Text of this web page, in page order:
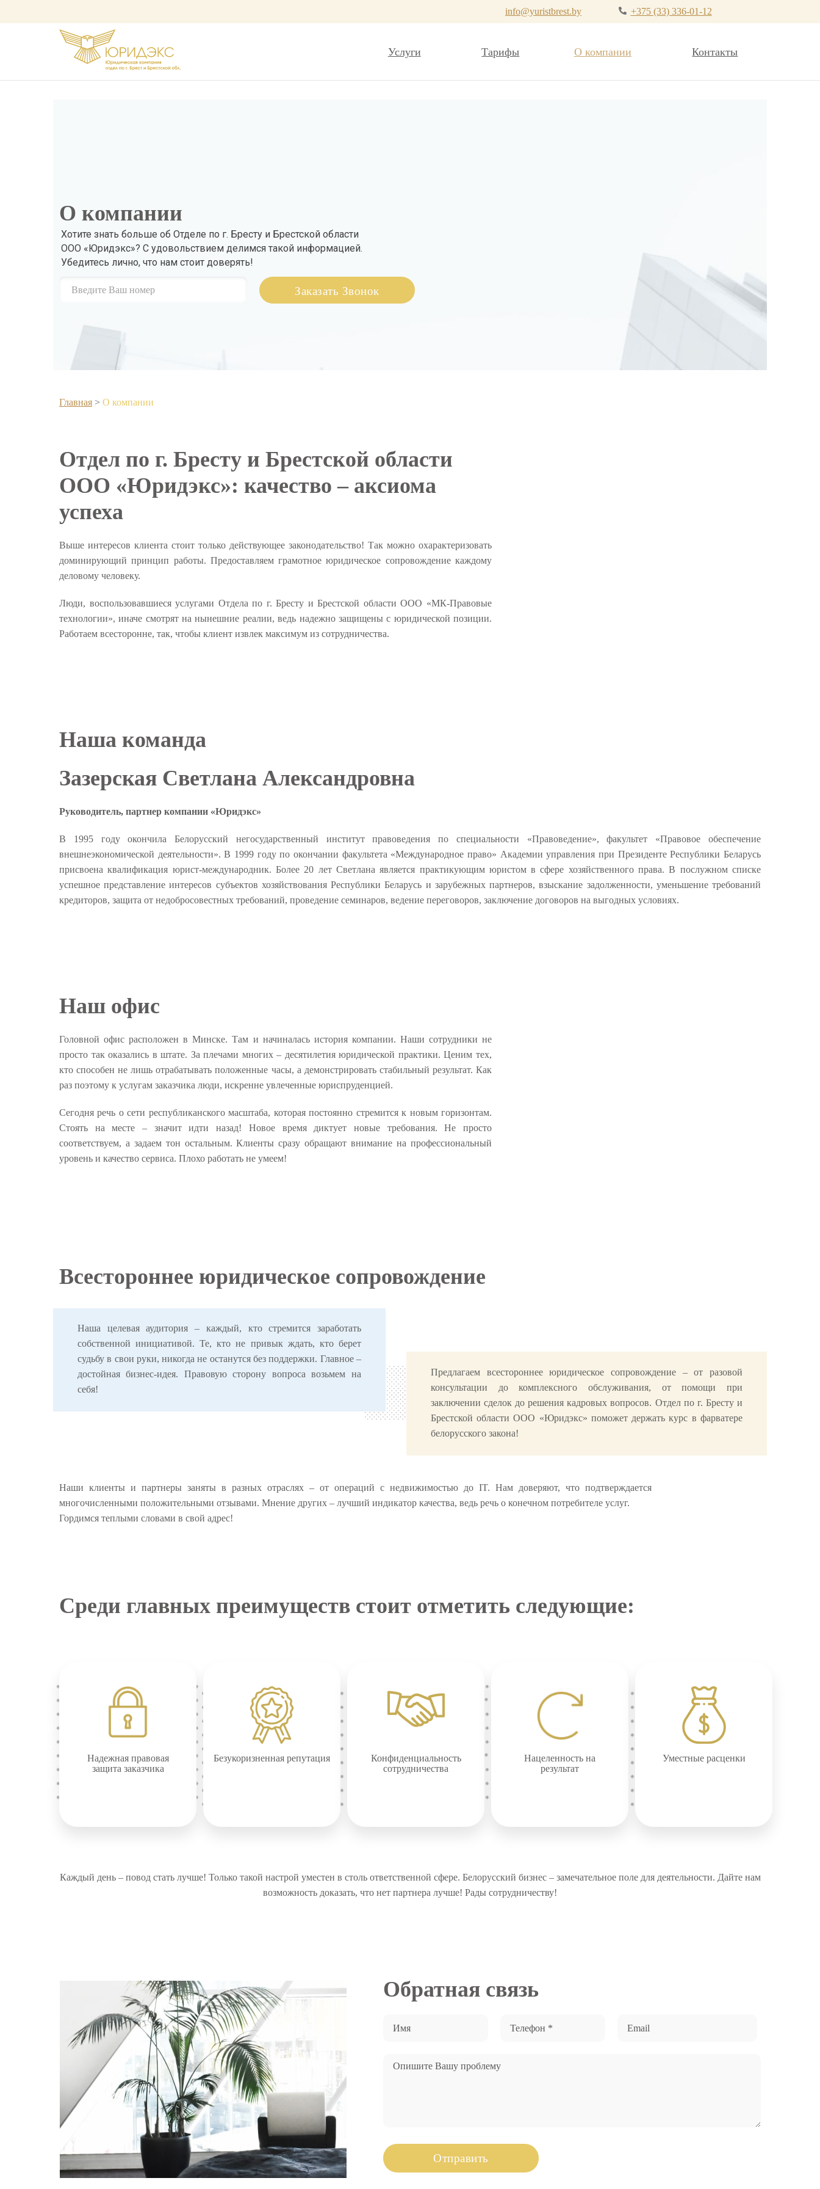
info@yuristbrest.by +375 (33) 336-01-12
Услуги Тарифы О компании Контакты
О компании
Хотите знать больше об Отделе по г. Бресту и Брестской области
ООО «Юридэкс»? С удовольствием делимся такой информацией.
Убедитесь лично, что нам стоит доверять!
Главная > О компании
Отдел по г. Бресту и Брестской области
ООО «Юридэкс»: качество – аксиома
успеха
Выше интересов клиента стоит только действующее законодательство! Так можно охарактеризовать
доминирующий принцип работы. Предоставляем грамотное юридическое сопровождение каждому
деловому человеку.
Люди, воспользовавшиеся услугами Отдела по г. Бресту и Брестской области ООО «МК-Правовые
технологии», иначе смотрят на нынешние реалии, ведь надежно защищены с юридической позиции.
Работаем всесторонне, так, чтобы клиент извлек максимум из сотрудничества.
Наша команда
Зазерская Светлана Александровна
Руководитель, партнер компании «Юридэкс»
В 1995 году окончила Белорусский негосударственный институт правоведения по специальности «Правоведение», факультет «Правовое обеспечение
внешнеэкономической деятельности». В 1999 году по окончании факультета «Международное право» Академии управления при Президенте Республики Беларусь
присвоена квалификация юрист-международник. Более 20 лет Светлана является практикующим юристом в сфере хозяйственного права. В послужном списке
успешное представление интересов субъектов хозяйствования Республики Беларусь и зарубежных партнеров, взыскание задолженности, уменьшение требований
кредиторов, защита от недобросовестных требований, проведение семинаров, ведение переговоров, заключение договоров на выгодных условиях.
Наш офис
Головной офис расположен в Минске. Там и начиналась история компании. Наши сотрудники не
просто так оказались в штате. За плечами многих – десятилетия юридической практики. Ценим тех,
кто способен не лишь отрабатывать положенные часы, а демонстрировать стабильный результат. Как
раз поэтому к услугам заказчика люди, искренне увлеченные юриспруденцией.
Сегодня речь о сети республиканского масштаба, которая постоянно стремится к новым горизонтам.
Стоять на месте – значит идти назад! Новое время диктует новые требования. Не просто
соответствуем, а задаем тон остальным. Клиенты сразу обращают внимание на профессиональный
уровень и качество сервиса. Плохо работать не умеем!
Всестороннее юридическое сопровождение
Наша целевая аудитория – каждый, кто стремится заработать
собственной инициативой. Те, кто не привык ждать, кто берет
судьбу в свои руки, никогда не останутся без поддержки. Главное –
достойная бизнес-идея. Правовую сторону вопроса возьмем на
себя!
Предлагаем всестороннее юридическое сопровождение – от разовой
консультации до комплексного обслуживания, от помощи при
заключении сделок до решения кадровых вопросов. Отдел по г. Бресту и
Брестской области ООО «Юридэкс» поможет держать курс в фарватере
белорусского закона!
Наши клиенты и партнеры заняты в разных отраслях – от операций с недвижимостью до IT. Нам доверяют, что подтверждается
многочисленными положительными отзывами. Мнение других – лучший индикатор качества, ведь речь о конечном потребителе услуг.
Гордимся теплыми словами в свой адрес!
Среди главных преимуществ стоит отметить следующие:
Надежная правовая
защита заказчика
Безукоризненная репутация
Конфиденциальность
сотрудничества
Нацеленность на
результат
Уместные расценки
Каждый день – повод стать лучше! Только такой настрой уместен в столь ответственной сфере. Белорусский бизнес – замечательное поле для деятельности. Дайте нам
возможность доказать, что нет партнера лучше! Рады сотрудничеству!
Обратная связь